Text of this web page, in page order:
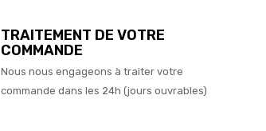
TRAITEMENT DE VOTRE
COMMANDE
Nous nous engageons à traiter votre
commande dans les 24h (jours ouvrables)